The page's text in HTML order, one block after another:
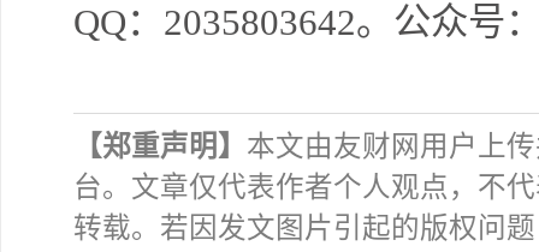
QQ：2035803642。公众号
【郑重声明】 本文由友财网用户上
台。文章仅代表作者个人观点，不
转载。若因发文图片引起的版权问